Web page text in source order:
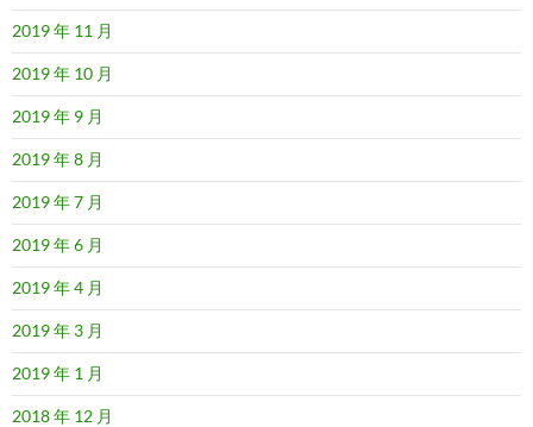
2019 年 11 月
2019 年 10 月
2019 年 9 月
2019 年 8 月
2019 年 7 月
2019 年 6 月
2019 年 4 月
2019 年 3 月
2019 年 1 月
2018 年 12 月